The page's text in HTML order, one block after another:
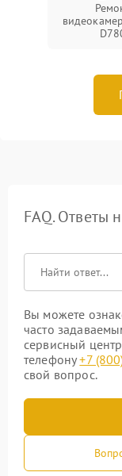
FAQ. Ответы
Вы можете
часто
сервисный
телефону+7
свой вопрос.